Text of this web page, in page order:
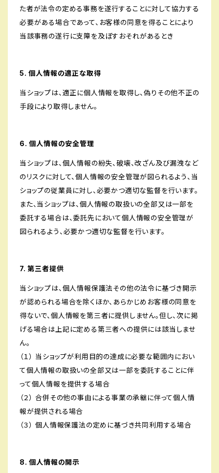
た者が法令の定める事務を遂行することに対して協力する
必要がある場合であって、お客様の同意を得ることにより
当該事務の遂行に支障を及ぼすおそれがあるとき
5. 個人情報の適正な取得
当ショップは、適正に個人情報を取得し、偽りその他不正の
手段により取得しません。
6. 個人情報の安全管理
当ショップは、個人情報の紛失、破壊、改ざん及び漏洩など
のリスクに対して、個人情報の安全管理が図られるよう、当
ショップの従業員に対し、必要かつ適切な監督を行います。
また、当ショップは、個人情報の取扱いの全部又は一部を
委託する場合は、委託先において個人情報の安全管理が
図られるよう、必要かつ適切な監督を行います。
7. 第三者提供
当ショップは、個人情報保護法その他の法令に基づき開示
が認められる場合を除くほか、あらかじめお客様の同意を
得ないで、個人情報を第三者に提供しません。但し、次に掲
げる場合は上記に定める第三者への提供には該当しませ
ん。
（１） 当ショップが利用目的の達成に必要な範囲内におい
て個人情報の取扱いの全部又は一部を委託することに伴
って個人情報を提供する場合
（２） 合併その他の事由による事業の承継に伴って個人情
報が提供される場合
（３） 個人情報保護法の定めに基づき共同利用する場合
8. 個人情報の開示